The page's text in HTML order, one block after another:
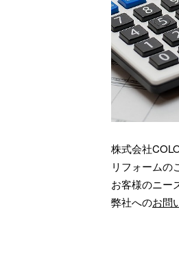
株式会社
リフォームの
お客様のニー
弊社へのお問